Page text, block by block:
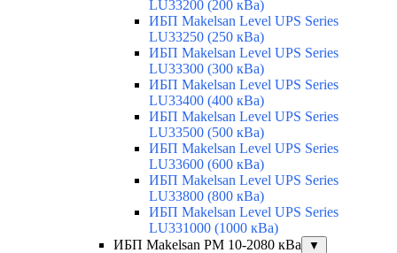
LU33200 (200 кВа)
ИБП Makelsan Level UPS Series
LU33250 (250 кВа)
ИБП Makelsan Level UPS Series
LU33300 (300 кВа)
ИБП Makelsan Level UPS Series
LU33400 (400 кВа)
ИБП Makelsan Level UPS Series
LU33500 (500 кВа)
ИБП Makelsan Level UPS Series
LU33600 (600 кВа)
ИБП Makelsan Level UPS Series
LU33800 (800 кВа)
ИБП Makelsan Level UPS Series
LU331000 (1000 кВа)
ИБП Makelsan PM 10-2080 кВа
▼